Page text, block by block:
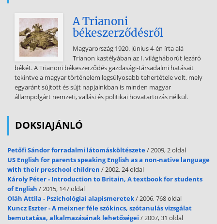
A Trianoni
békeszerződésről
Magyarország 1920. június 4-én írta alá
Trianon kastélyában az I. világháborút lezáró
békét. A Trianoni békeszerződés gazdasági-társadalmi hatásait
tekintve a magyar történelem legsúlyosabb tehertétele volt, mely
egyaránt sújtott és sújt napjainkban is minden magyar
állampolgárt nemzeti, vallási és politikai hovatartozás nélkül.
DOKSIAJÁNLÓ
Petőfi Sándor forradalmi látomásköltészete/ 2009, 2 oldal
US English for parents speaking English as a non-native language
with their preschool children / 2002, 24 oldal
Károly Péter - Introduction to Britain, A textbook for students
of English / 2015, 147 oldal
Oláh Attila - Pszichológiai alapismeretek/ 2006, 768 oldal
Kuncz Eszter - A meixner féle szókincs, szótanulás vizsgálat
bemutatása, alkalmazásának lehetőségei / 2007, 31 oldal